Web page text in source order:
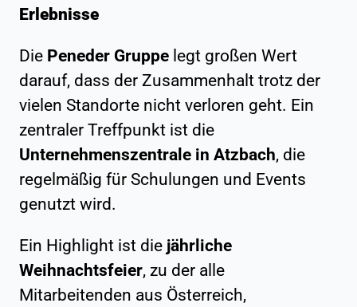
Erlebnisse
Die Peneder Gruppe legt großen Wert
darauf, dass der Zusammenhalt trotz der
vielen Standorte nicht verloren geht. Ein
zentraler Treffpunkt ist die
Unternehmenszentrale in Atzbach, die
regelmäßig für Schulungen und Events
genutzt wird.
Ein Highlight ist die jährliche
Weihnachtsfeier, zu der alle
Mitarbeitenden aus Österreich,